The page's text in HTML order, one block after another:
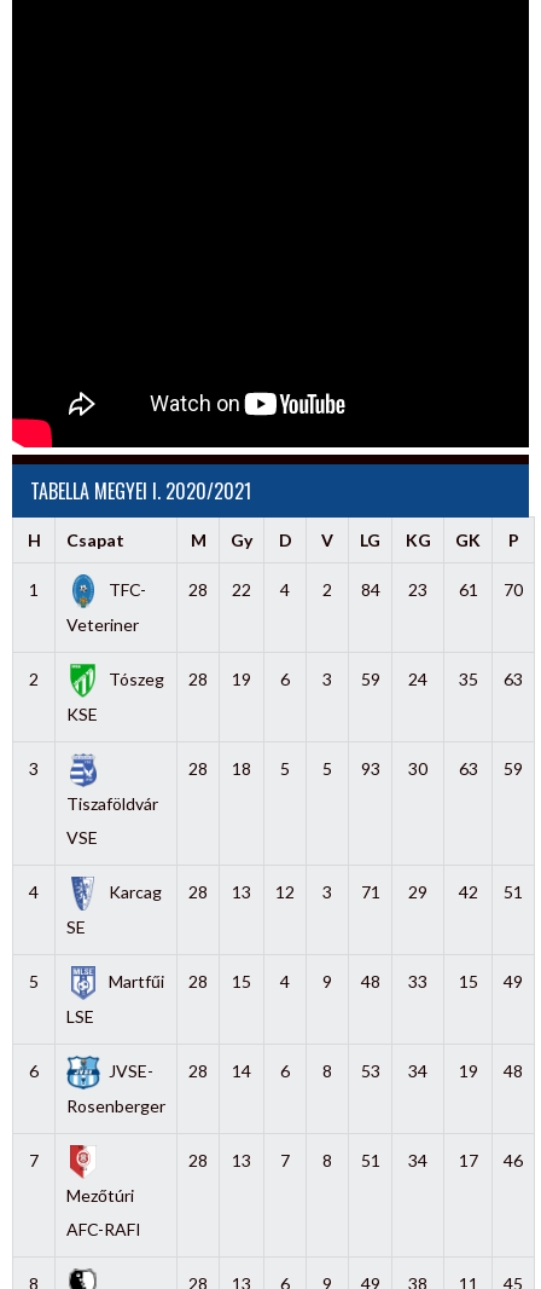
TABELLA MEGYEI I. 2020/2021
H Csapat M Gy D V LG KG GK P
1
TFC-
Veteriner
28 22 4 2 84 23 61 70
2
Tószeg
KSE
28 19 6 3 59 24 35 63
3
Tiszaföldvár
VSE
28 18 5 5 93 30 63 59
4
Karcag
SE
28 13 12 3 71 29 42 51
5
Martfűi
LSE
28 15 4 9 48 33 15 49
6
JVSE-
Rosenberger
28 14 6 8 53 34 19 48
7
Mezőtúri
AFC-RAFI
28 13 7 8 51 34 17 46
8 28 13 6 9 49 38 11 45